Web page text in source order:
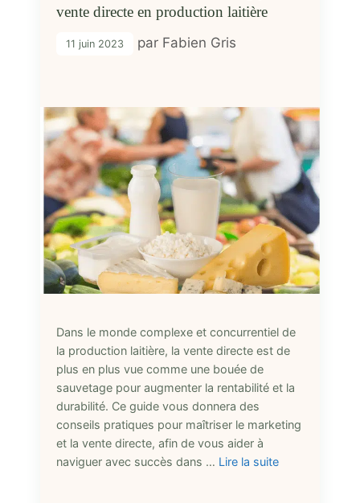
vente directe en production laitière
11 juin 2023 par Fabien Gris
Dans le monde complexe et concurrentiel de
la production laitière, la vente directe est de
plus en plus vue comme une bouée de
sauvetage pour augmenter la rentabilité et la
durabilité. Ce guide vous donnera des
conseils pratiques pour maîtriser le marketing
et la vente directe, afin de vous aider à
naviguer avec succès dans … Lire la suite